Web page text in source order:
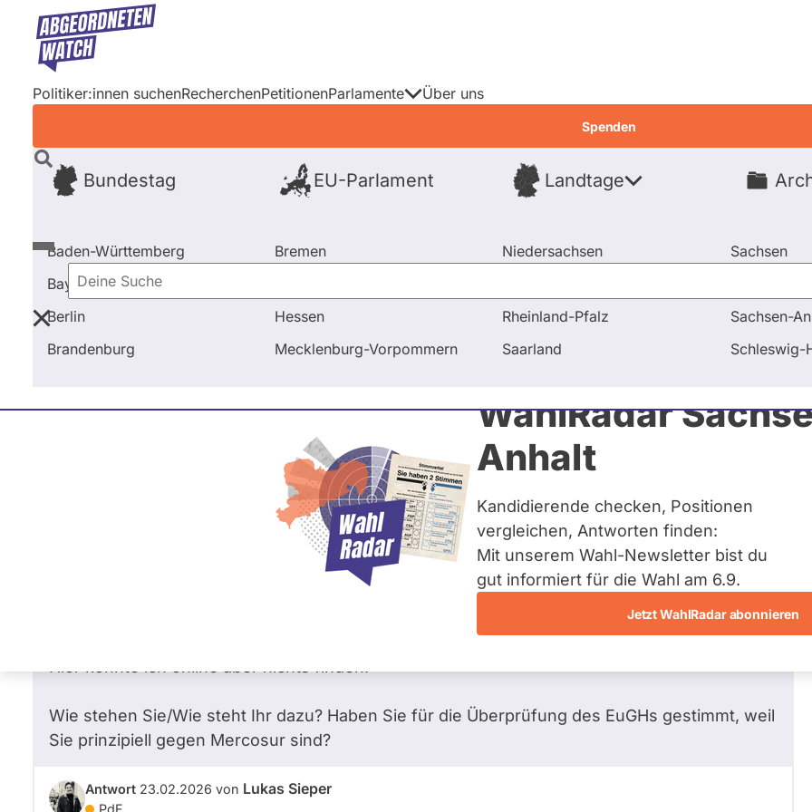
Direkt
Inhalt
Politiker:innen suchenRecherchenPetitionenParlamente
Bundestag EU-Parlament Landtage
Baden-Württemberg
Bayern
Berlin
Brandenburg
Bremen
Hessen
Mecklenburg-Vorpommern
Niedersachsen
Rheinland-Pfalz
Saarland
Sachsen
Sachsen-
Schleswig-
Über uns
Spenden
Deine
Suche
WahlRadar
Anhalt
Kandidierende checken, Positionen
vergleichen, Antworten finden:
Mit unserem Wahl-Newsletter bist du
gut informiert für die Wahl am 6.9.
Jetzt WahlRadar abonnieren
Startseite Frage stellen Lukas Sieper Fragen und Antworten Stehen Sie als Partei für das Mercosur-
Lukas Sieper
Fragen beantwortet
Zum
Stehen Sie als Partei für das Mercosur-Abkommen oder dagegen?
Wie stehen Sie/Wie steht Ihr dazu? Haben Sie für die Überprüfung des EuGHs gestimmt, weil
Sie prinzipiell gegen Mercosur sind?
Antwort 23.02.2026 von Lukas Sieper
PdF